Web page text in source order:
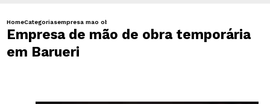
HomeCategoriasempresa mao obra temporaria barueri
Empresa de mão de obra temporária
em Barueri